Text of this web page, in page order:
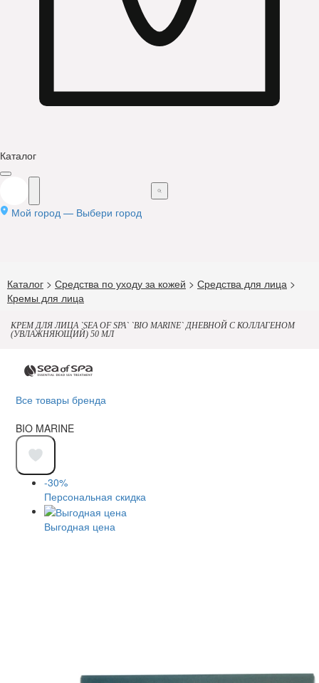
Каталог
Мой город — Выбери город
Каталог > Средства по уходу за кожей > Средства для лица >
Кремы для лица
КРЕМ ДЛЯ ЛИЦА `SEA OF SPA` `BIO MARINE` ДНЕВНОЙ С КОЛЛАГЕНОМ
(УВЛАЖНЯЮЩИЙ) 50 МЛ
Все товары бренда
BIO MARINE
-30%
Персональная скидка
Выгодная цена